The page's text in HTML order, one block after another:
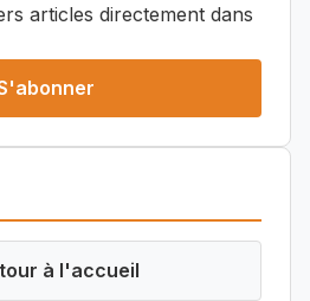
articles directement dans
à l'accueil